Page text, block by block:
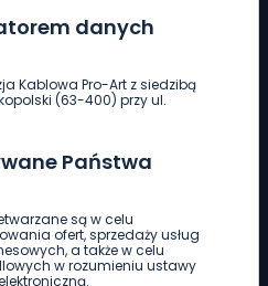
danych
Kablowa Pro-Art z siedzibą
(63-400) przy ul.
Państwa
są w celu
ofert, sprzedaży usług
a także w celu
w rozumieniu ustawy